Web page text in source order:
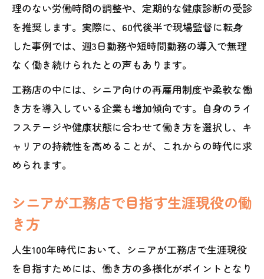
理のない労働時間の調整や、定期的な健康診断の受診
を推奨します。実際に、60代後半で現場監督に転身
した事例では、週3日勤務や短時間勤務の導入で無理
なく働き続けられたとの声もあります。
工務店の中には、シニア向けの再雇用制度や柔軟な働
き方を導入している企業も増加傾向です。自身のライ
フステージや健康状態に合わせて働き方を選択し、キ
ャリアの持続性を高めることが、これからの時代に求
められます。
シニアが工務店で目指す生涯現役の働
き方
人生100年時代において、シニアが工務店で生涯現役
を目指すためには、働き方の多様化がポイントとなり